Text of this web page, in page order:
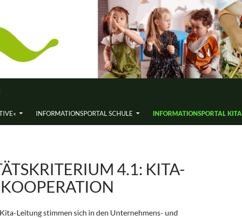
INFORMATIONS­PORTAL SCHULE INFORMATIONS­PORTAL KITA
4.1: KITA-
Leitung stimmen sich in den Unternehmens- und